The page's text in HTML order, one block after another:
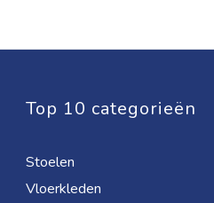
Top 10 categorieën
Stoelen
Vloerkleden